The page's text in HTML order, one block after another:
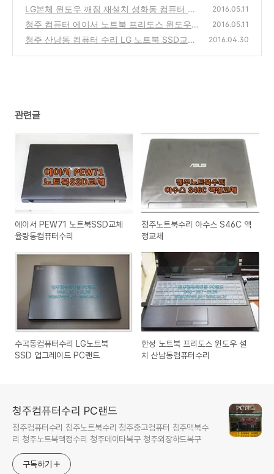
터수리
(1)
LG본체 윈도우 깨짐 재설치 성화동 컴퓨터 수
리
(0)
2016.05.11
청주 컴퓨터 에이서 노트북 프리도스 윈도우
설치
(0)
2016.05.11
청주 산남동 컴퓨터 수리 LG 노트북 SSD교체
2016.04.30
관련글
에이서 PEW71 노트북SSD교체
율량동컴퓨터수리
청주노트북수리 아수스 S46C 액
정교체
수곡동컴퓨터수리 LG노트북
SSD 업그레이드 PC랜드
한성 노트북 프리도스 윈도우 설
치 산남동컴퓨터수리
청주컴퓨터수리 PC랜드
청주컴퓨터수리 청주노트북수리 청주중고컴퓨터 청주맥북수
리 청주노트북액정수리 청주데이타복구 청주외장하드복구
구독하기